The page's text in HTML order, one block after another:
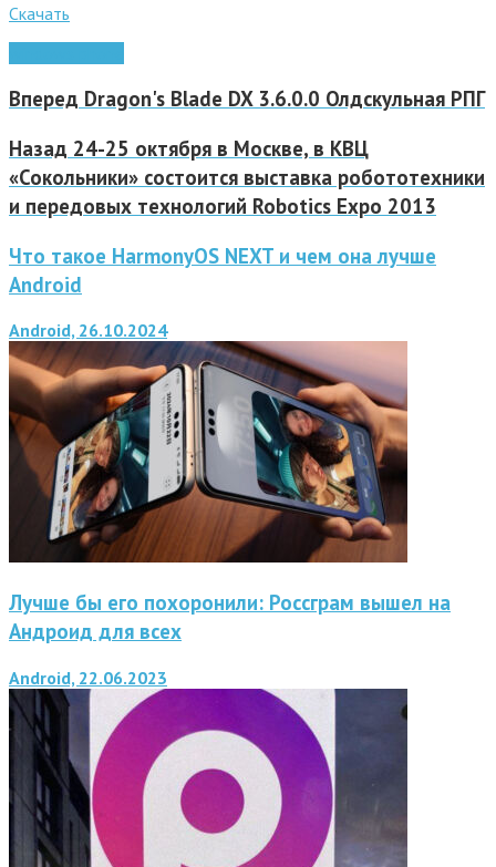
Скачать
Вперед Dragon's Blade DX 3.6.0.0 Олдскульная РПГ
Назад 24-25 октября в Москве, в КВЦ
«Сокольники» состоится выставка робототехники
и передовых технологий Robotics Expo 2013
Что такое HarmonyOS NEXT и чем она лучше
Android
Android, 26.10.2024
Лучше бы его похоронили: Россграм вышел на
Андроид для всех
Android, 22.06.2023